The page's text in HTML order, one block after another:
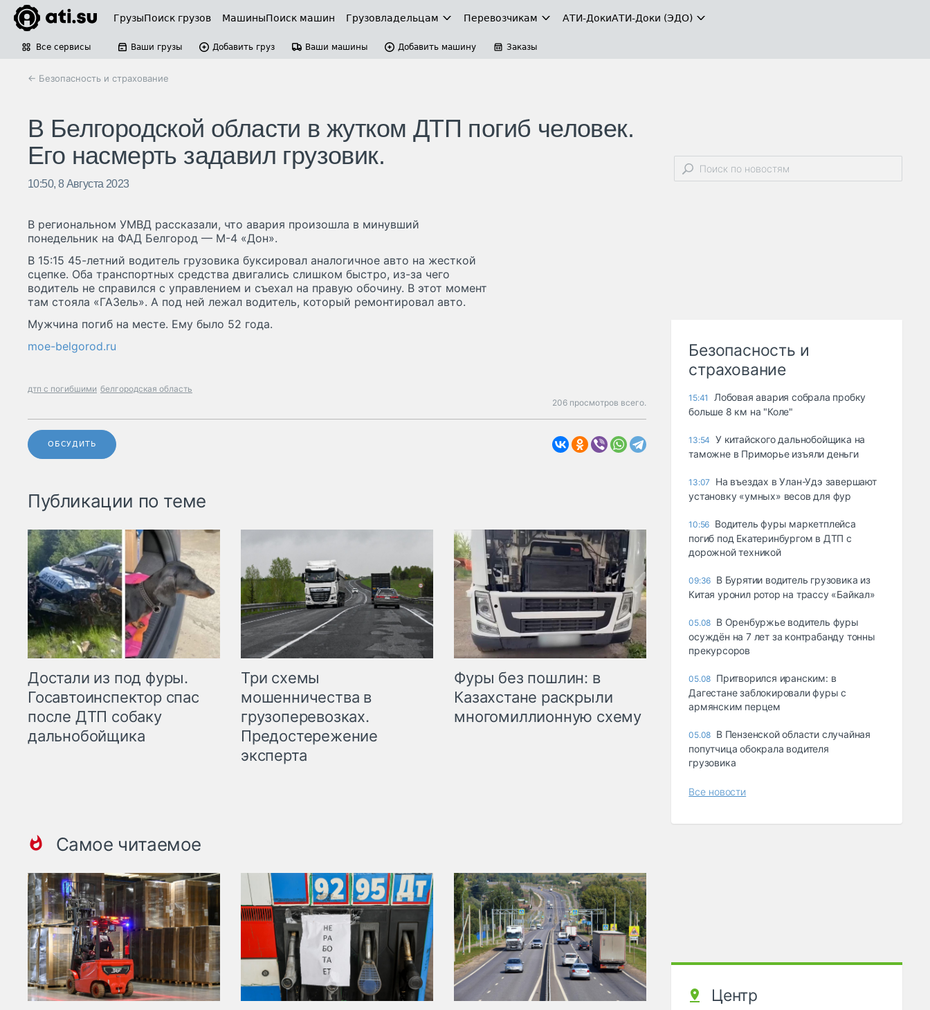
ГрузыПоиск грузов МашиныПоиск машин Грузовладельцам Перевозчикам АТИ-ДокиАТИ-Доки (ЭДО)
Все сервисы Ваши грузы Добавить груз Ваши машины Добавить машину Заказы
← Безопасность и страхование
В Белгородской области в жутком ДТП погиб человек.
Его насмерть задавил грузовик.
10:50, 8 Августа 2023
В региональном УМВД рассказали, что авария произошла в минувший
понедельник на ФАД Белгород — М-4 «Дон».
В 15:15 45-летний водитель грузовика буксировал аналогичное авто на жесткой
сцепке. Оба транспортных средства двигались слишком быстро, из-за чего
водитель не справился с управлением и съехал на правую обочину. В этот момент
там стояла «ГАЗель». А под ней лежал водитель, который ремонтировал авто.
Мужчина погиб на месте. Ему было 52 года.
moe-belgorod.ru
дтп с погибшими белгородская область
206 просмотров всего.
ОБСУДИТЬ
Публикации по теме
Достали из под фуры.
Госавтоинспектор спас
после ДТП собаку
дальнобойщика
Три схемы
мошенничества в
грузоперевозках.
Предостережение
эксперта
Фуры без пошлин: в
Казахстане раскрыли
многомиллионную схему
Самое читаемое
Безопасность и
страхование
15:41
Лобовая авария собрала пробку
больше 8 км на "Коле"
13:54
У китайского дальнобойщика на
таможне в Приморье изъяли деньги
13:07
Ha въeздax в Улaн-Удэ зaвepшaют
ycтaнoвкy «yмныx» вecoв для фyp
10:56 Водитель фуры маркетплейса
погиб под Екатеринбургом в ДТП с
дорожной техникой
09:36 В Бурятии водитель грузовика из
Китая уронил ротор на трассу «Байкал»
05.08 В Оренбуржье водитель фуры
осуждён на 7 лет за контрабанду тонны
прекурсоров
05.08 Притворился иранским: в
Дагестане заблокировали фуры с
армянским перцем
05.08 В Пензенской области случайная
попутчица обокрала водителя
грузовика
Все новости
Центр